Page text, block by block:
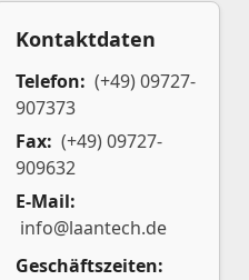
Kontaktdaten
Telefon: (+49) 09727-
907373
Fax: (+49) 09727-
909632
E-Mail:
info@laantech.de
Geschäftszeiten: